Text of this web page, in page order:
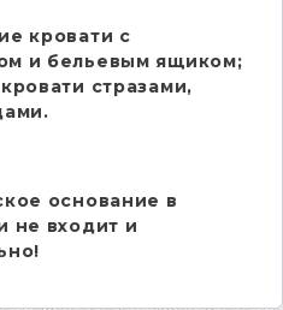
кровати с
и бельевым ящиком;
стразами,
основание в
не входит и